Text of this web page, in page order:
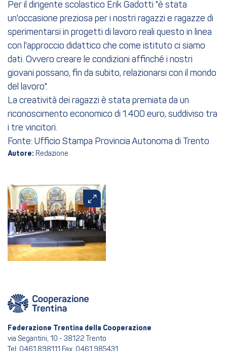
Per il dirigente scolastico Erik Gadotti "è stata
un'occasione preziosa per i nostri ragazzi e ragazze di
sperimentarsi in progetti di lavoro reali questo in linea
con l'approccio didattico che come istituto ci siamo
dati. Ovvero creare le condizioni affinché i nostri
giovani possano, fin da subito, relazionarsi con il mondo
del lavoro".
La creatività dei ragazzi è stata premiata da un
riconoscimento economico di 1.400 euro, suddiviso tra
i tre vincitori.
Fonte: Ufficio Stampa Provincia Autonoma di Trento
Autore: Redazione
Federazione Trentina della Cooperazione
via Segantini, 10 - 38122 Trento